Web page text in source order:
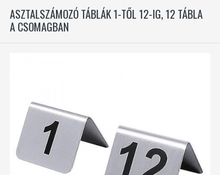
ASZTALSZÁMOZÓ TÁBLÁK 1-TŐL 12-IG, 12 TÁBLA
A CSOMAGBAN